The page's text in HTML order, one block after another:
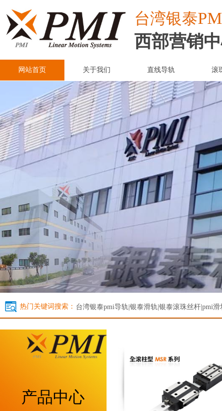
热门关键词搜索： 台湾银泰pmi导轨|银泰滑轨|银泰滚珠丝杆|pmi
产品中心
台湾银泰
西部营销
网站首页 关于我们 直线导轨 滚